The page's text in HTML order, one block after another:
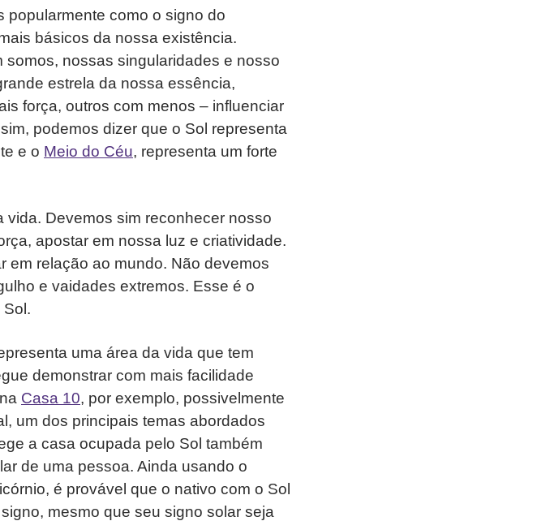
popularmente como o signo do
básicos da nossa existência.
nossas singularidades e nosso
estrela da nossa essência,
força, outros com menos – influenciar
podemos dizer que o Sol representa
e o Meio do Céu, representa um forte
Devemos sim reconhecer nosso
apostar em nossa luz e criatividade.
em relação ao mundo. Não devemos
e vaidades extremos. Esse é o
uma área da vida que tem
demonstrar com mais facilidade
Casa 10, por exemplo, possivelmente
um dos principais temas abordados
a casa ocupada pelo Sol também
de uma pessoa. Ainda usando o
é provável que o nativo com o Sol
mesmo que seu signo solar seja